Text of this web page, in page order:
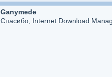
Ganymede
Спасибо, Internet Download